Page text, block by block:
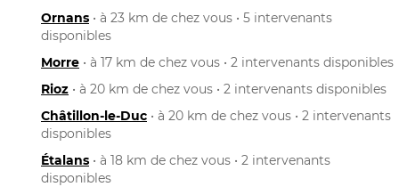
Ornans • à 23 km de chez vous • 5 intervenants
disponibles
Morre • à 17 km de chez vous • 2 intervenants disponibles
Rioz • à 20 km de chez vous • 2 intervenants disponibles
Châtillon-le-Duc • à 20 km de chez vous • 2 intervenants
disponibles
Étalans • à 18 km de chez vous • 2 intervenants
disponibles